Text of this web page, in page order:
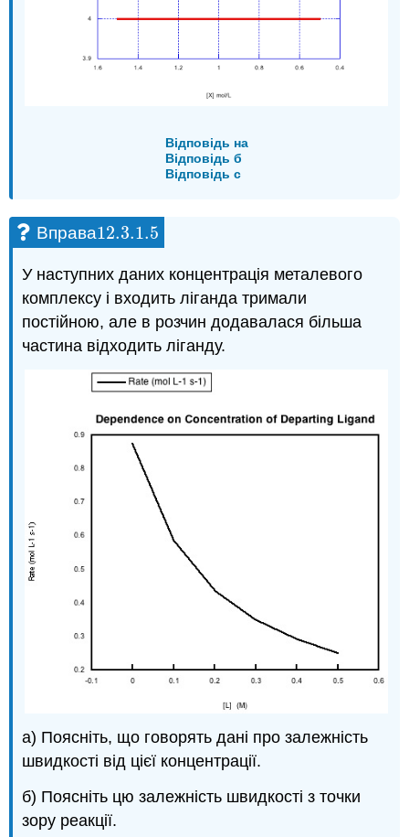
Відповідь на
Відповідь б
Відповідь c
Вправа12.3.1.5
12.3.1.5
У наступних даних концентрація металевого
комплексу і входить ліганда тримали
постійною, але в розчин додавалася більша
частина відходить ліганду.
а) Поясніть, що говорять дані про залежність
швидкості від цієї концентрації.
б) Поясніть цю залежність швидкості з точки
зору реакції.